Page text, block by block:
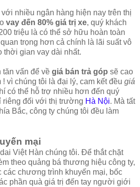
nhiều ngân hàng hiện nay trên thị
vay đến 80% giá trị xe, quý khách
triệu là có thể sở hữu hoàn toàn
trọng hơn cả chính là lãi suất vô
thời gian vay dài nhất.
tăn vấn để về giá bán trả góp sẽ cao
! vì chúng tôi là đại lý, cam kết đều giá
có thể hỗ trợ nhiều hơn đến quý
riêng đối với thị trường Hà Nội. Mà tất
Bắc, công ty chúng tôi đều làm
mại
Việt Hàn chúng tôi. Để thắt chặt
theo quảng bá thương hiệu công ty,
các chương trình khuyến mại, bốc
phần quà giá trị đến tay người giới